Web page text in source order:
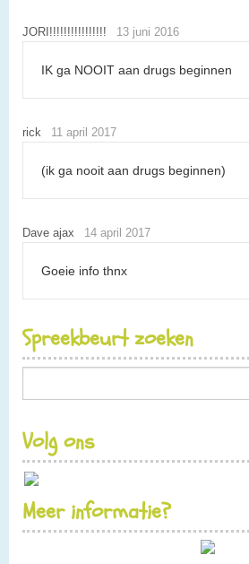
JORI!!!!!!!!!!!!!!!! 13 juni 2016
IK ga NOOIT aan drugs beginnen
rick 11 april 2017
(ik ga nooit aan drugs beginnen)
Dave ajax 14 april 2017
Goeie info thnx
Spreekbeurt zoeken
Volg ons
Meer informatie?